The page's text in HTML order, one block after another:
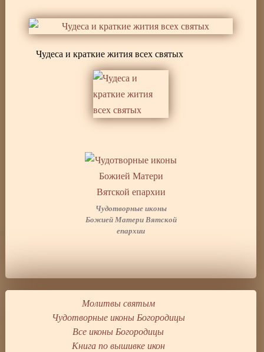
Чудеса и краткие жития всех святых
Чудотворные иконы
Божией Матери Вятской
епархии
Молитвы святым
Чудотворные иконы Богородицы
Все иконы Богородицы
Книга по вышивке икон